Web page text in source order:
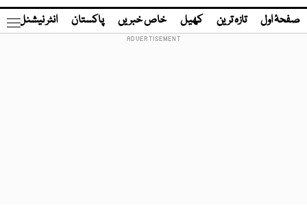
صفحۂ اول تازہ ترین کھیل خاص خبریں پاکستان انٹر نیشنل